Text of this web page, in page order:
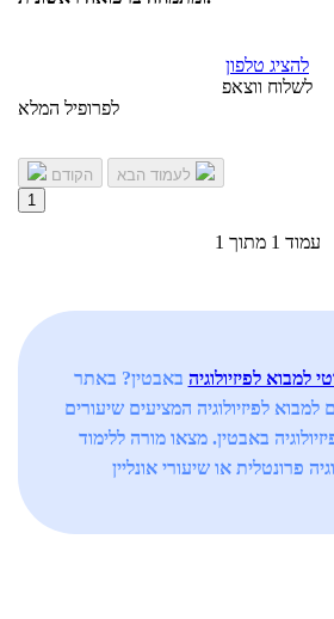
להציג טלפון
לשלוח ווצאפ
לפרופיל המלא
הקודם
1
עמוד 1 מתוך 1
למבוא לפיזיולוגיה באבטין? באתר
למבוא לפיזיולוגיה המציעים שיעורים
באבטין. מצאו מורה ללימוד
פרונטלית או שיעורי אונליין